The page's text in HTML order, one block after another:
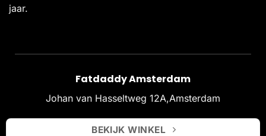
jaar.
Fatdaddy Amsterdam
Johan van Hasseltweg 12A,Amsterdam
BEKIJK WINKEL